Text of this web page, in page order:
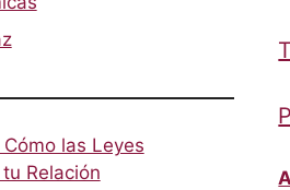
las Leyes
Relación